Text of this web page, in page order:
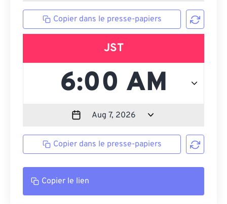
Copier dans le presse-papiers
JST
Copier dans le presse-papiers
Copier le lien